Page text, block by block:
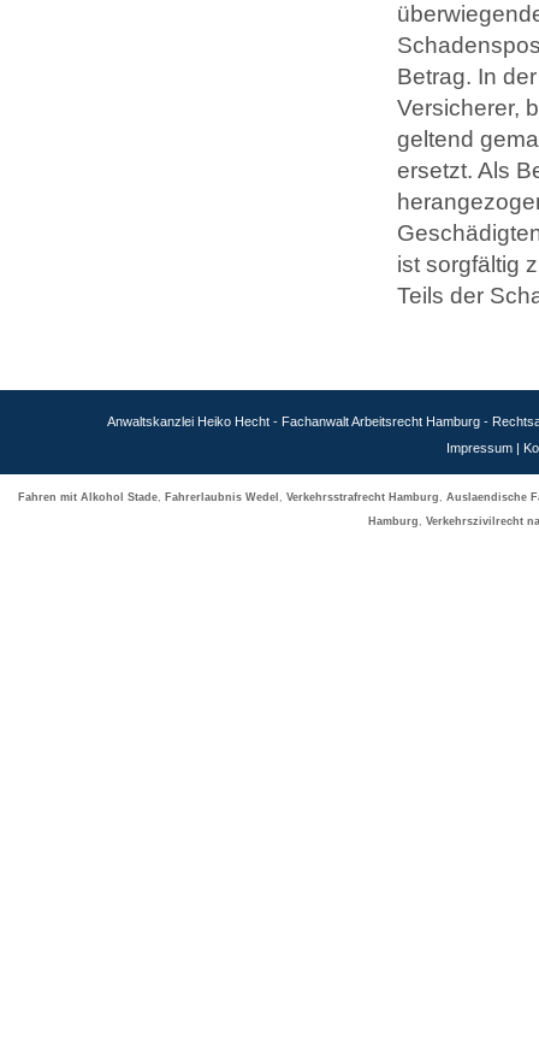
Betrag. In
Versicherer,
geltend
ersetzt. Als
ist sorgfältig
Teils der
Anwaltskanzlei Heiko Hecht - Fachanwalt Arbeitsrecht Hamburg -
Impressum|
Fahren mit Alkohol Stade, Fahrerlaubnis Wedel , Verkehrsstrafrecht Hamburg, Auslaendische
Hamburg, Verkehrszivilrecht